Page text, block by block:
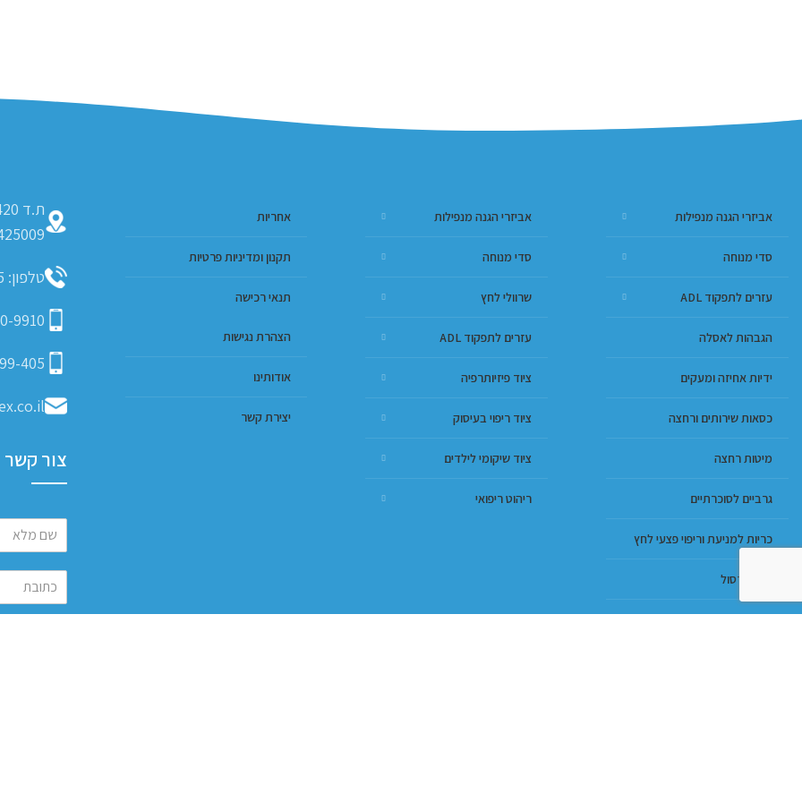
אביזרי הגנה מנפילות
סדי מנוחה
עזרים לתפקוד ADL
הגבהות לאסלה
ידיות אחיזה ומעקים
כסאות שירותים ורחצה
מיטות רחצה
גרביים לסוכרתיים
כריות למניעת וריפוי פצעי לחץ
מגני קרסול
מזרונים נגד פצעי לחץ
אביזרי הגנה מנפילות
סדי מנוחה
שרוולי לחץ
עזרים לתפקוד ADL
ציוד פיזיותרפיה
ציוד ריפוי בעיסוק
ציוד שיקומי לילדים
ריהוט ריפואי
אחריות
תקנון ומדיניות פרטיות
תנאי רכישה
הצהרת נגישות
אודותינו
יצירת קשר
טלפון: 09-793-9635
9910
405
צור קשר